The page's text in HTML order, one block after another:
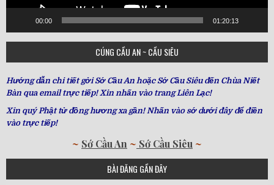
00:00 01:20:13
CÚNG CẦU AN ~ CẦU SIÊU
Hướng dẫn chi tiết gởi Sớ Cầu An hoặc Sớ Cầu Siêu đến Chùa Niết
Bàn qua email trực tiếp! Xin nhấn vào trang Liên Lạc!
Xin quý Phật tử đồng hương xa gần! Nhấn vào sớ dưới đây để điền
vào trực tiếp!
~ Sớ Cầu An ~ Sớ Cầu Siêu ~
BÀI ĐĂNG GẦN ĐÂY